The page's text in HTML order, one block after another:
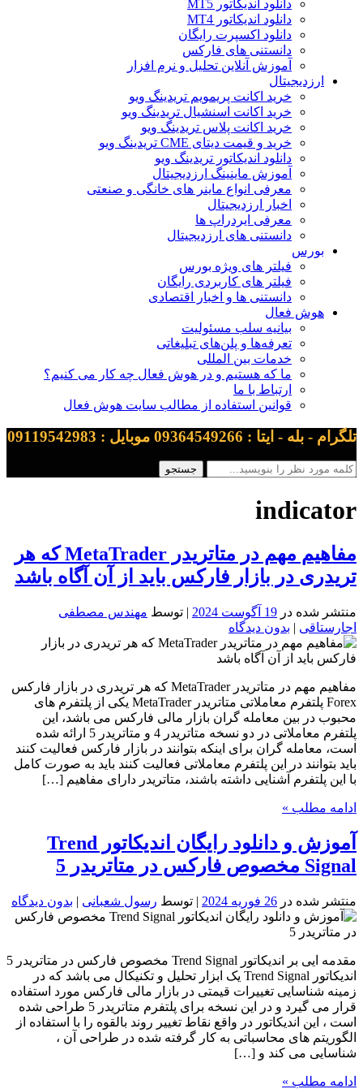
دانلود اندیکاتور MT5
دانلود اندیکاتور MT4
دانلود اکسپرت رایگان
دانستنی های فارکس
آموزش آنلاین تحلیل و نرم افزار
ارزدیجیتال
خرید اکانت پریمویم تریدینگ ویو
خرید اکانت اسنشیال تریدینگ ویو
خرید اکانت پلاس تریدینگ ویو
خرید و قیمت دیتای CME تریدینگ ویو
دانلود اندیکاتور تریدینگ ویو
آموزش ماینینگ ارزدیجیتال
معرفی انواع ماینر های خانگی و صنعتی
اخبار ارزدیجیتال
معرفی ایردراپ ها
دانستنی های ارزدیجیتال
بورس
فیلتر های ویژه بورس
فیلتر های کاربردی رایگان
دانستنی ها و اخبار اقتصادی
هوش فعال
بیانیه سلب مسئولیت
تعرفه‌ها و پلن‌های تبلیغاتی
خدمات بین المللی
ما که هستیم و در هوش فعال چه کار می کنیم؟
ارتباط با ما
قوانین استفاده از مطالب سایت هوش فعال
تلگرام - بله - ایتا : 09364549266 موبایل : 09119542983
indicator
مفاهیم مهم در متاتریدر MetaTrader که هر
تریدری در بازار فارکس باید از آن آگاه باشد
منتشر شده در 19 آگوست 2024 | توسط مهندس مصطفی
اجارستاقی | بدون دیدگاه
مفاهیم مهم در متاتریدر MetaTrader که هر تریدری در بازار فارکس
Forex پلتفرم معاملاتی متاتریدر MetaTrader یکی از پلتفرم های
محبوب در بین معامله گران بازار مالی فارکس می باشد، این
پلتفرم معاملاتی در دو نسخه متاتریدر 4 و متاتریدر 5 ارائه شده
است، معامله گران برای اینکه بتوانند در بازار فارکس فعالیت کنند
باید بتوانند در این پلتفرم معاملاتی فعالیت کنند باید به صورت کامل
با این پلتفرم آشنایی داشته باشند، متاتریدر دارای مفاهیم […]
ادامه مطلب »
آموزش و دانلود رایگان اندیکاتور Trend
Signal مخصوص فارکس در متاتریدر 5
منتشر شده در 26 فوریه 2024 | توسط رسول شعبانی | بدون دیدگاه
مقدمه ایی بر اندیکاتور Trend Signal مخصوص فارکس در متاتریدر 5
اندیکاتور Trend Signal یک ابزار تحلیل و تکنیکال می باشد که در
زمینه شناسایی تغییرات قیمتی در بازار مالی فارکس مورد استفاده
قرار می گیرد و در این نسخه برای پلتفرم متاتریدر 5 طراحی شده
است ، این اندیکاتور در واقع نقاط تغییر روند بالقوه را با استفاده از
الگوریتم های محاسباتی به کار گرفته شده در طراحی آن ،
شناسایی می کند و […]
ادامه مطلب »